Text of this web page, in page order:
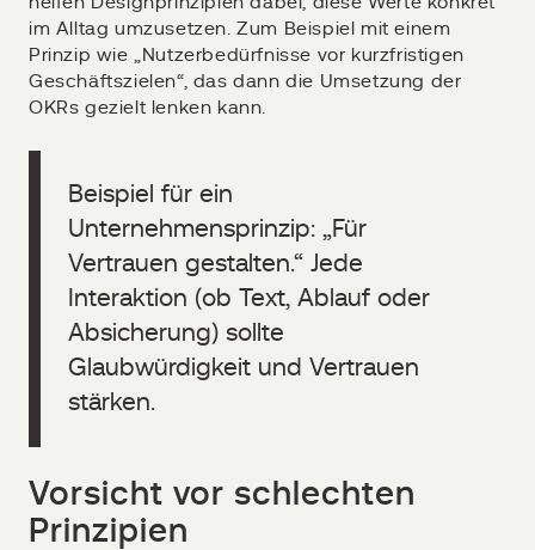
im Alltag umzusetzen. Zum Beispiel mit einem
Prinzip wie „Nutzerbedürfnisse vor kurzfristigen
Geschäftszielen“, das dann die Umsetzung der
OKRs gezielt lenken kann.
Beispiel für ein
Unternehmensprinzip: „Für
Vertrauen gestalten.“ Jede
Interaktion (ob Text, Ablauf oder
Absicherung) sollte
Glaubwürdigkeit und Vertrauen
stärken.
Vorsicht vor schlechten
Prinzipien